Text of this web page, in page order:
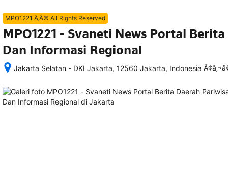
MPO1221 Ã‚Â© All Rights Reserved
MPO1221 - Svaneti News Portal
Dan Informasi Regional
Jakarta Selatan - DKI Jakarta, 12560 Jakarta, Indonesia
memesan,
semua